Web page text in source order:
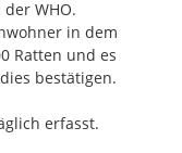
WHO.
in dem
Ratten und es
bestätigen.
erfasst.